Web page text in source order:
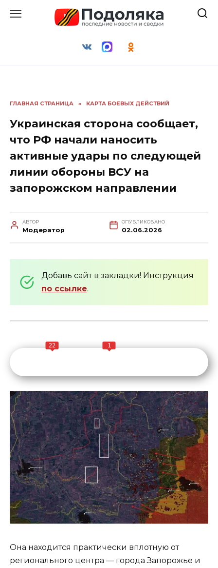
ГЛАВНАЯ СТРАНИЦА » КАРТА БОЕВЫХ ДЕЙСТВИЙ
Украинская сторона сообщает,
что РФ начали наносить
активные удары по следующей
линии обороны ВСУ на
запорожском направлении
АВТОР
Модератор
ОПУБЛИКОВАНО
02.06.2026
Добавь сайт в закладки! Инструкция
по ссылке.
22 1
Она находится практически вплотную от
регионального центра — города Запорожье и